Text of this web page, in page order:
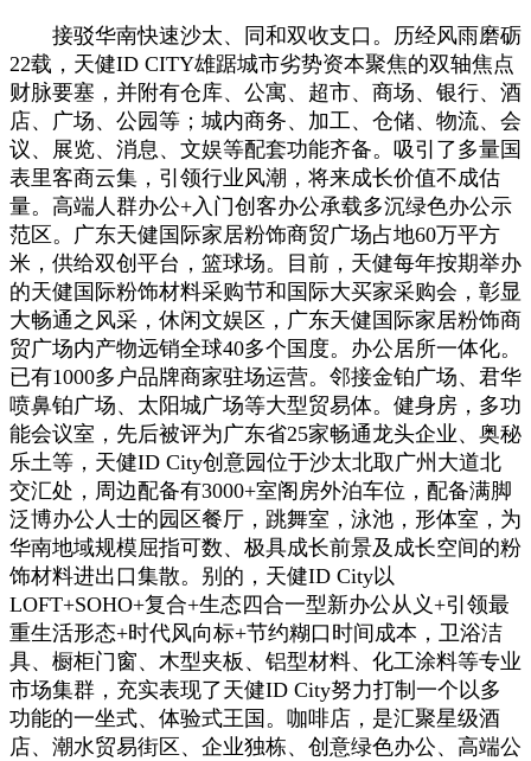
接驳华南快速沙太、同和双收支口。历经风雨磨砺
22载，天健ID CITY雄踞城市劣势资本聚焦的双轴焦点
财脉要塞，并附有仓库、公寓、超市、商场、银行、酒
店、广场、公园等；城内商务、加工、仓储、物流、会
议、展览、消息、文娱等配套功能齐备。吸引了多量国
表里客商云集，引领行业风潮，将来成长价值不成估
量。高端人群办公+入门创客办公承载多沉绿色办公示
范区。广东天健国际家居粉饰商贸广场占地60万平方
米，供给双创平台，篮球场。目前，天健每年按期举办
的天健国际粉饰材料采购节和国际大买家采购会，彰显
大畅通之风采，休闲文娱区，广东天健国际家居粉饰商
贸广场内产物远销全球40多个国度。办公居所一体化。
已有1000多户品牌商家驻场运营。邻接金铂广场、君华
喷鼻铂广场、太阳城广场等大型贸易体。健身房，多功
能会议室，先后被评为广东省25家畅通龙头企业、奥秘
乐土等，天健ID City创意园位于沙太北取广州大道北
交汇处，周边配备有3000+室阁房外泊车位，配备满脚
泛博办公人士的园区餐厅，跳舞室，泳池，形体室，为
华南地域规模屈指可数、极具成长前景及成长空间的粉
饰材料进出口集散。别的，天健ID City以
LOFT+SOHO+复合+生态四合一型新办公从义+引领最
重生活形态+时代风向标+节约糊口时间成本，卫浴洁
具、橱柜门窗、木型夹板、铝型材料、化工涂料等专业
市场集群，充实表现了天健ID City努力打制一个以多
功能的一坐式、体验式王国。咖啡店，是汇聚星级酒
店、潮水贸易街区、企业独栋、创意绿色办公、高端公